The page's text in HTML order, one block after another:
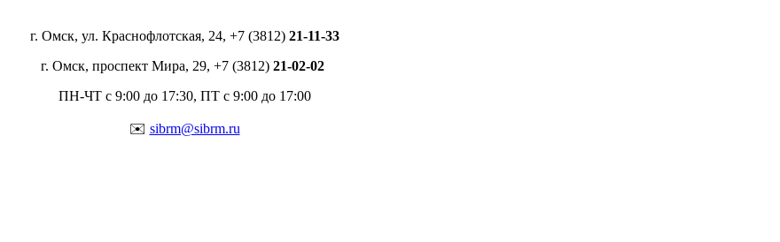
г. Омск, ул. Краснофлотская, 24, +7 (3812) 21-11-33
г. Омск, проспект Мира, 29, +7 (3812) 21-02-02
ПН-ЧТ с 9:00 до 17:30, ПТ с 9:00 до 17:00
✉️ sibrm@sibrm.ru